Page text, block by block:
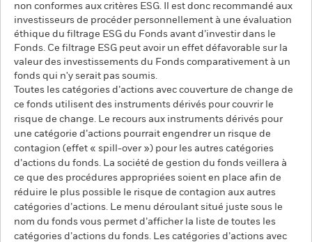
non conformes aux critères ESG. Il est donc recommandé aux
investisseurs de procéder personnellement à une évaluation
éthique du filtrage ESG du Fonds avant d’investir dans le
Fonds. Ce filtrage ESG peut avoir un effet défavorable sur la
valeur des investissements du Fonds comparativement à un
fonds qui n'y serait pas soumis.
Toutes les catégories d’actions avec couverture de change de
ce fonds utilisent des instruments dérivés pour couvrir le
risque de change. Le recours aux instruments dérivés pour
une catégorie d’actions pourrait engendrer un risque de
contagion (effet « spill-over ») pour les autres catégories
d’actions du fonds. La société de gestion du fonds veillera à
ce que des procédures appropriées soient en place afin de
réduire le plus possible le risque de contagion aux autres
catégories d’actions. Le menu déroulant situé juste sous le
nom du fonds vous permet d’afficher la liste de toutes les
catégories d’actions du fonds. Les catégories d’actions avec